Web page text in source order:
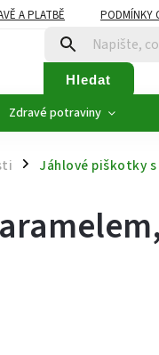
A PLATBĚ PODMÍNKY
POTRAVINY NOVINKY
Hledat
Zdravé potraviny
/ Jáhlové piškotky s